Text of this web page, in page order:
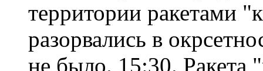
территории ракетами
разорвались в
не было. 15:30. Ракета